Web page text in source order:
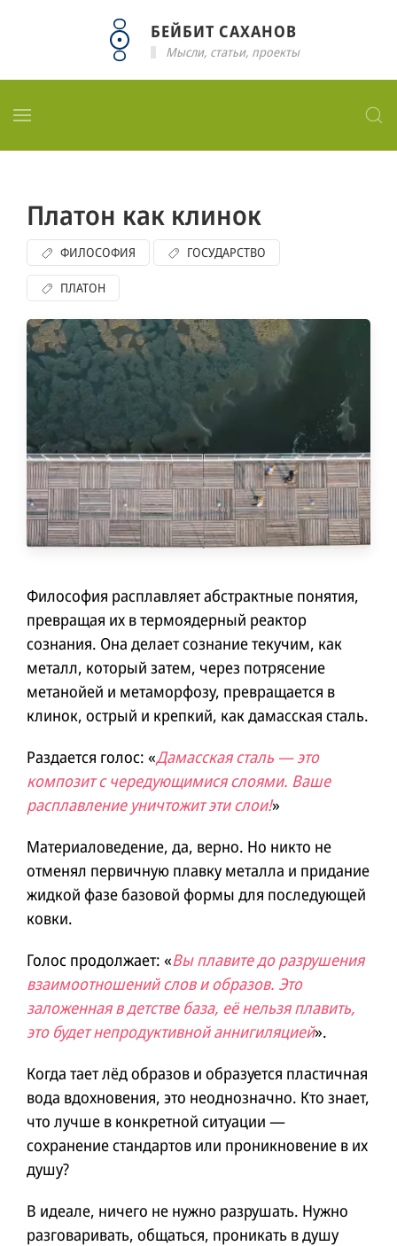
БЕЙБИТ САХАНОВ
Мысли, статьи, проекты
Платон как клинок
ФИЛОСОФИЯ ГОСУДАРСТВО
ПЛАТОН
Философия расплавляет абстрактные понятия,
превращая их в термоядерный реактор
сознания. Она делает сознание текучим, как
металл, который затем, через потрясение
метанойей и метаморфозу, превращается в
клинок, острый и крепкий, как дамасская сталь.
Раздается голос: «Дамасская сталь — это
композит с чередующимися слоями. Ваше
расплавление уничтожит эти слои!»
Материаловедение, да, верно. Но никто не
отменял первичную плавку металла и придание
жидкой фазе базовой формы для последующей
ковки.
Голос продолжает: «Вы плавите до разрушения
взаимоотношений слов и образов. Это
заложенная в детстве база, её нельзя плавить,
это будет непродуктивной аннигиляцией».
Когда тает лёд образов и образуется пластичная
вода вдохновения, это неоднозначно. Кто знает,
что лучше в конкретной ситуации —
сохранение стандартов или проникновение в их
душу?
В идеале, ничего не нужно разрушать. Нужно
разговаривать, общаться, проникать в душу